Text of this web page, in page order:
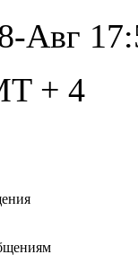
Авг
+ 4